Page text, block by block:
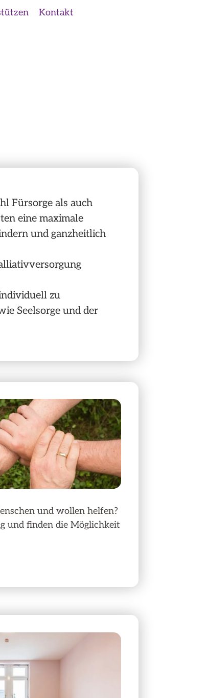
Kontakt
Fürsorge als auch
eine maximale
und ganzheitlich
zu
Seelsorge und der
und wollen helfen?
und finden die Möglichkeit